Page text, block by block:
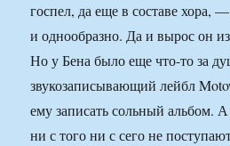
госпел, да еще в составе хора,
и однообразно. Да и вырос он
Но у Бена было еще что-то за
звукозаписывающий лейбл
ему записать сольный альбом.
ни с того ни с сего не